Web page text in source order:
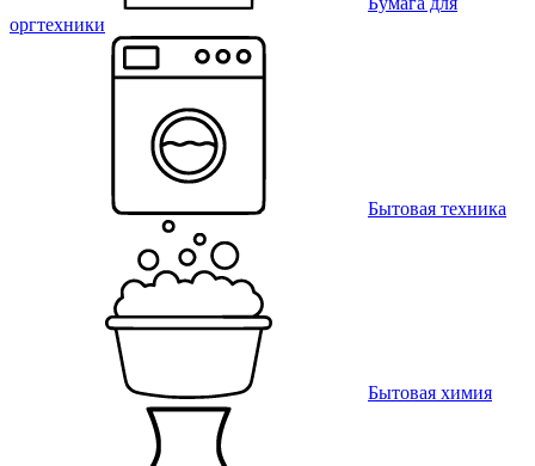
оргтехники
Бытовая техника
Бытовая химия